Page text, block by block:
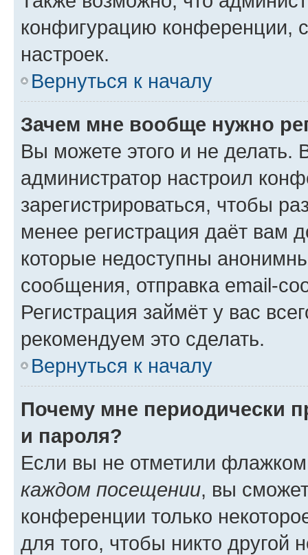
конфигурацию конференции,
настроек.
Вернуться к началу
Зачем мне вообще нужно
Вы можете этого и не делать.
администратор настроил
зарегистрироваться, чтобы
менее регистрация даёт вам
которые недоступны
сообщения, отправка email-
Регистрация займёт у вас
рекомендуем это сделать.
Вернуться к началу
Почему мне периодически
и пароля?
Если вы не отметили
каждом посещении, вы
конференции только
для того, чтобы никто другой